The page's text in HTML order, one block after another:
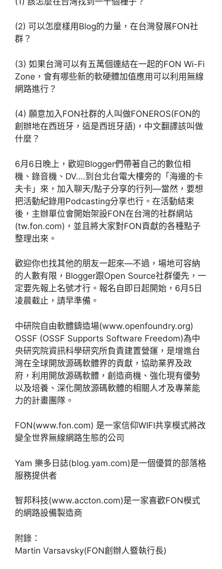
(2) 可以怎麼樣用Blog的力量，在台灣發展FON社
群？
(3) 如果台灣可以有五萬個連結在一起的FON Wi-Fi
Zone，會有哪些新的軟硬體加值應用可以利用無線
網路進行？
(4) 願意加入FON社群的人叫做FONEROS(FON的
創辦地在西班牙，這是西班牙語)，中文翻譯該叫做
什麼？
6月6日晚上，歡迎Blogger們帶著自己的數位相
機、錄音機、DV….到台北台電大樓旁的「海邊的卡
夫卡」來，加入聊天/點子分享的行列—當然，要想
把活動紀錄用Podcasting分享也行。在活動結束
後，主辦單位會開始架設FON在台灣的社群網站
(tw.fon.com)，並且將大家對FON貢獻的各種點子
整理出來。
歡迎你也找其他的朋友一起來—不過，場地可容納
的人數有限，Blogger跟Open Source社群優先，一
定要先報上名號才行。報名自即日起開始，6月5日
凌晨截止，請早準備。
中研院自由軟體鑄造場(www.openfoundry.org)
OSSF (OSSF Supports Software Freedom)為中
央研究院資訊科學研究所負責建置營運，是增進台
灣在全球開放源碼軟體界的貢獻，協助業界及政
府，利用開放源碼軟體，創造商機、強化現有優勢
以及培養、深化開放源碼軟體的相關人才及專業能
力的計畫團隊。
FON(www.fon.com) 是一家信仰WIFI共享模式將改
變全世界無線網路生態的公司
Yam 樂多日誌(blog.yam.com)是一個優質的部落格
服務提供者
智邦科技(www.accton.com)是一家喜歡FON模式
的網路設備製造商
附錄：
Martin Varsavsky(FON創辦人暨執行長)